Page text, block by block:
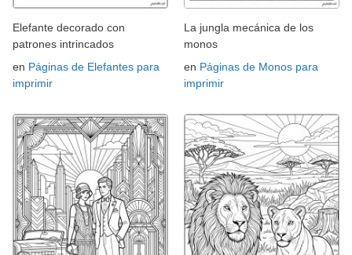
Elefante decorado con
patrones intrincados
en Páginas de Elefantes para
imprimir
La jungla mecánica de los
monos
en Páginas de Monos para
imprimir